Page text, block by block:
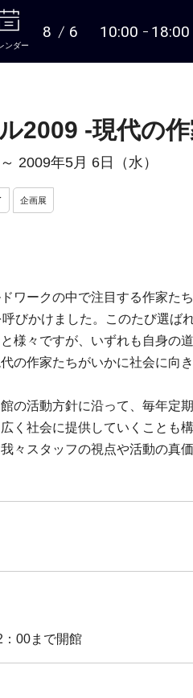
本文へ
ンダー
8 6 10:00 18:00
2009 -現代の
～ 2009年5月 6日（水）
企画展
ワークの中で注目する作家た
びかけました。このたび選ば
々ですが、いずれも自身の
作家たちがいかに社会に向
の活動方針に沿って、毎年定
社会に提供していくことも
々スタッフの視点や活動の真
00まで開館